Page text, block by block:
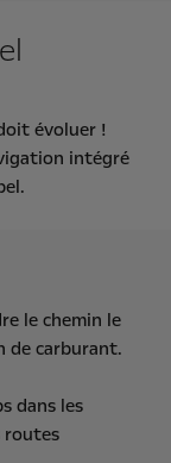
évoluer !
intégré
le chemin le
de carburant.
dans les
routes